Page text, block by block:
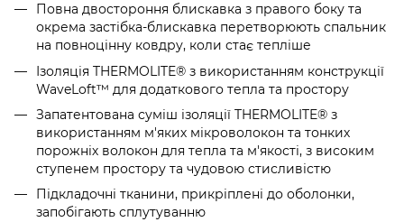
Повна двостороння блискавка з правого боку та
окрема застібка-блискавка перетворюють спальник
на повноцінну ковдру, коли стає тепліше
Ізоляція THERMOLITE® з використанням конструкції
WaveLoft™ для додаткового тепла та простору
Запатентована суміш ізоляції THERMOLITE® з
використанням м'яких мікроволокон та тонких
порожніх волокон для тепла та м'якості, з високим
ступенем простору та чудовою стисливістю
Підкладочні тканини, прикріплені до оболонки,
запобігають сплутуванню